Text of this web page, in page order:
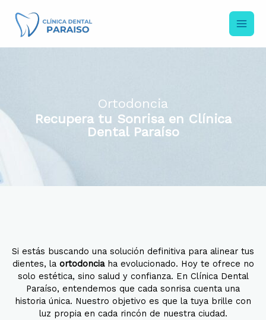
contenido
Ortodoncia
Recupera tu Sonrisa en Clínica
Dental Paraíso
Si estás buscando una solución definitiva para alinear tus
dientes, la ortodonciaha evolucionado. Hoy te ofrece no
solo estética, sino salud y confianza. En Clínica Dental
Paraíso, entendemos que cada sonrisa cuenta una
historia única. Nuestro objetivo es que la tuya brille con
luz propia en cada rincón de nuestra ciudad.